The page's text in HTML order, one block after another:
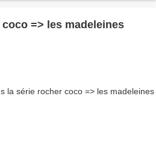
=> les madeleines